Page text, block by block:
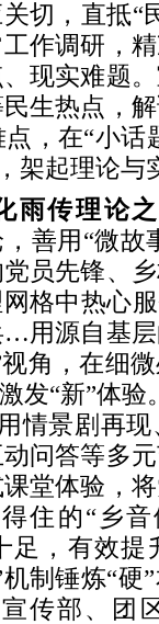
切，直抵“
作调研，
现实难题
生热点，
，在“小话
架起理论与
雨传理论
善用“微故
员先锋、
格中热心
用源自基
角，在细
发“新”体
情景剧再
问答等多
堂体验，
住的“乡
足，有效
制锤炼“硬
传部、团